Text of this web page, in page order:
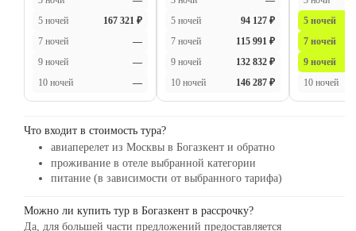
насладиться отдыхом. Официанты
очень доброжелательные, всегда
убирали за нами, уровень 10 баллов из
10 по обслуживанию. Спасибо
рада, что выбрала именно вас. Мы к
вам вернемся в следующем году ♥️♥️♥️
5 ночей
167 321 ₽
7 ночей
—
9 ночей
—
10 ночей
—
5 ночей
94 127 ₽
7 ночей
115 991 ₽
9 ночей
132 832 ₽
10 ночей
146 287 ₽
5 ночей
7 ночей
9 ночей
10 ночей
Что входит в стоимость тура?
авиаперелет из Москвы в Богазкент и обратно
проживание в отеле выбранной категории
питание (в зависимости от выбранного тарифа)
Можно ли купить тур в Богазкент в рассрочку?
Да, для большей части предложений предоставляется